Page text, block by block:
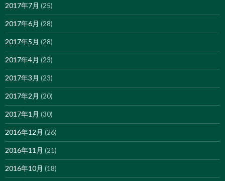
2017年7月 (25)
2017年6月 (28)
2017年5月 (28)
2017年4月 (23)
2017年3月 (23)
2017年2月 (20)
2017年1月 (30)
2016年12月 (26)
2016年11月 (21)
2016年10月 (18)